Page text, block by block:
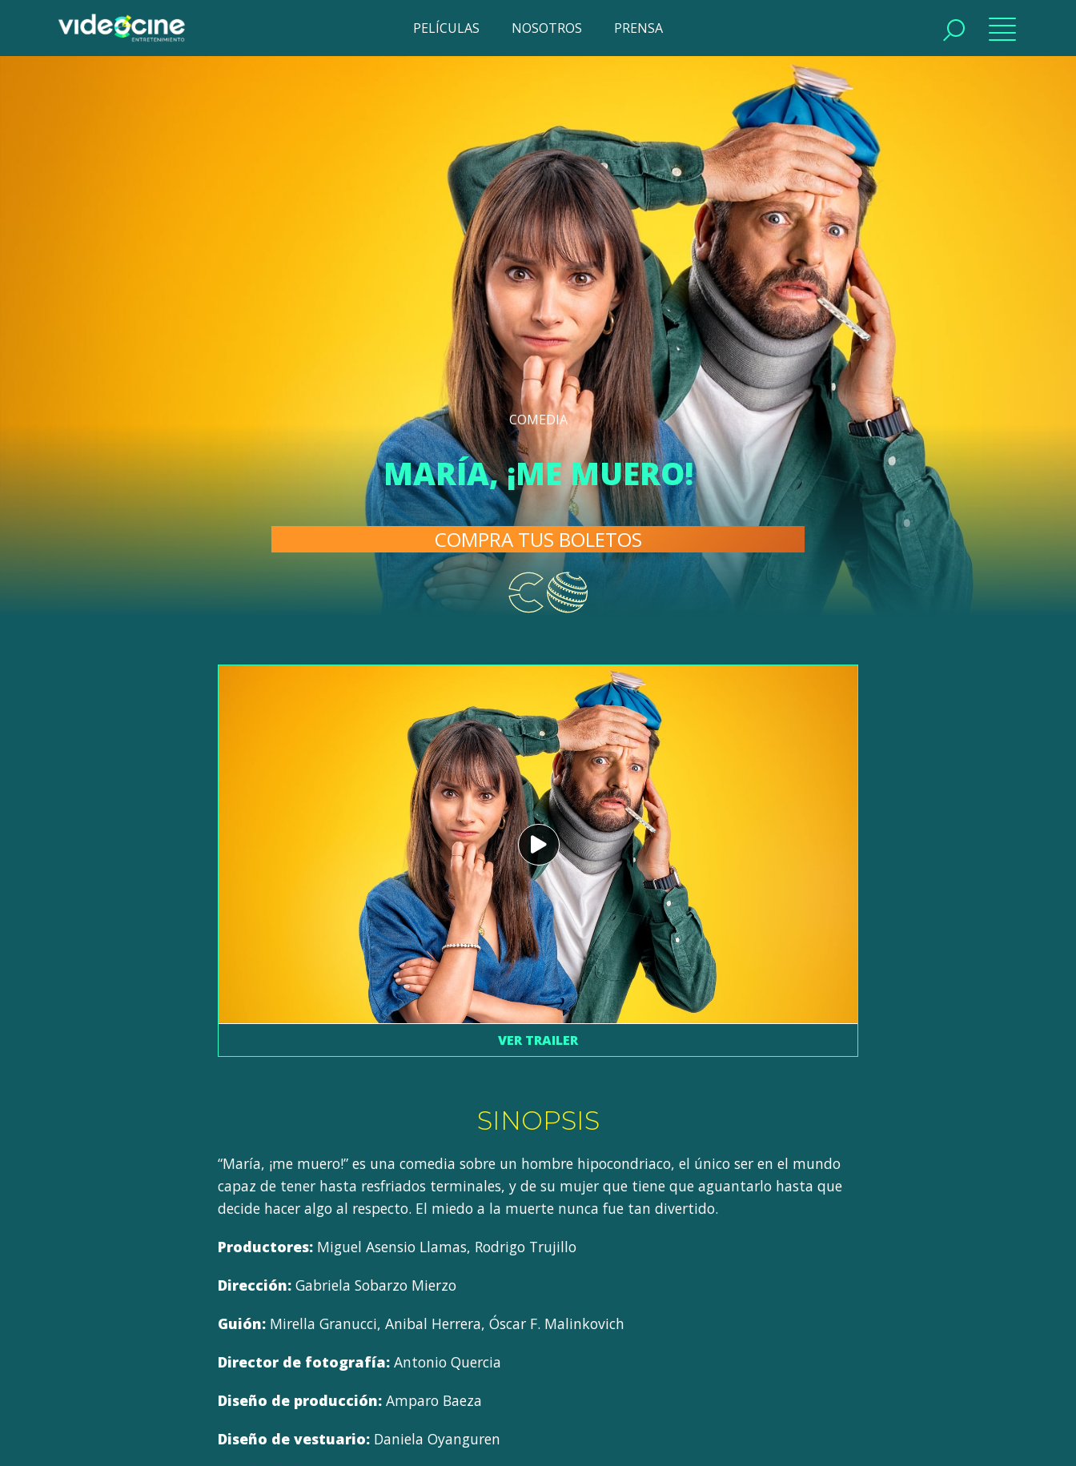
PELÍCULAS NOSOTROS PRENSA
COMEDIA
MARÍA, ¡ME MUERO!
COMPRA TUS BOLETOS
VER TRAILER
SINOPSIS
“María, ¡me muero!” es una comedia sobre un hombre hipocondriaco, el único ser en el mundo
capaz de tener hasta resfriados terminales, y de su mujer que tiene que aguantarlo hasta que
decide hacer algo al respecto. El miedo a la muerte nunca fue tan divertido.
Productores: Miguel Asensio Llamas, Rodrigo Trujillo
Dirección: Gabriela Sobarzo Mierzo
Guión: Mirella Granucci, Anibal Herrera, Óscar F. Malinkovich
Director de fotografía: Antonio Quercia
Diseño de producción: Amparo Baeza
Diseño de vestuario: Daniela Oyanguren